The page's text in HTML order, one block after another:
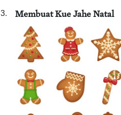
3. Membuat Kue Jahe Natal